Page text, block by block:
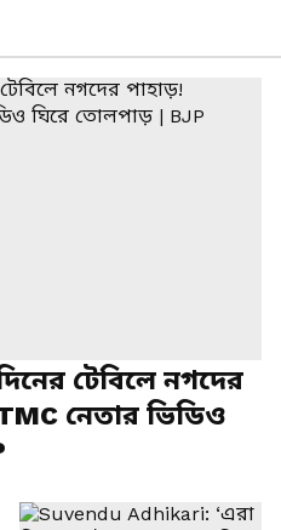
টেবিলে নগদের
নেতার ভিডিও